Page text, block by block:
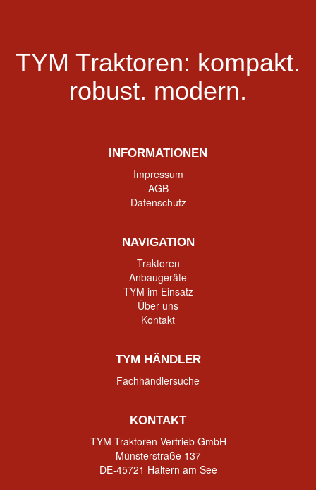
TYM Traktoren: kompakt.
robust. modern.
INFORMATIONEN
Impressum
AGB
Datenschutz
NAVIGATION
Traktoren
Anbaugeräte
TYM im Einsatz
Über uns
Kontakt
TYM HÄNDLER
Fachhändlersuche
KONTAKT
TYM-Traktoren Vertrieb GmbH
Münsterstraße 137
DE-45721 Haltern am See